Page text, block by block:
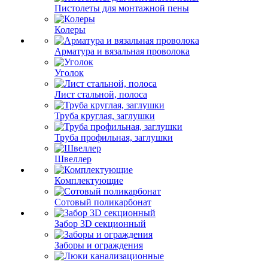
Пистолеты для монтажной пены
Колеры
Арматура и вязальная проволока
Уголок
Лист стальной, полоса
Труба круглая, заглушки
Труба профильная, заглушки
Швеллер
Комплектующие
Сотовый поликарбонат
Забор 3D секционный
Заборы и ограждения